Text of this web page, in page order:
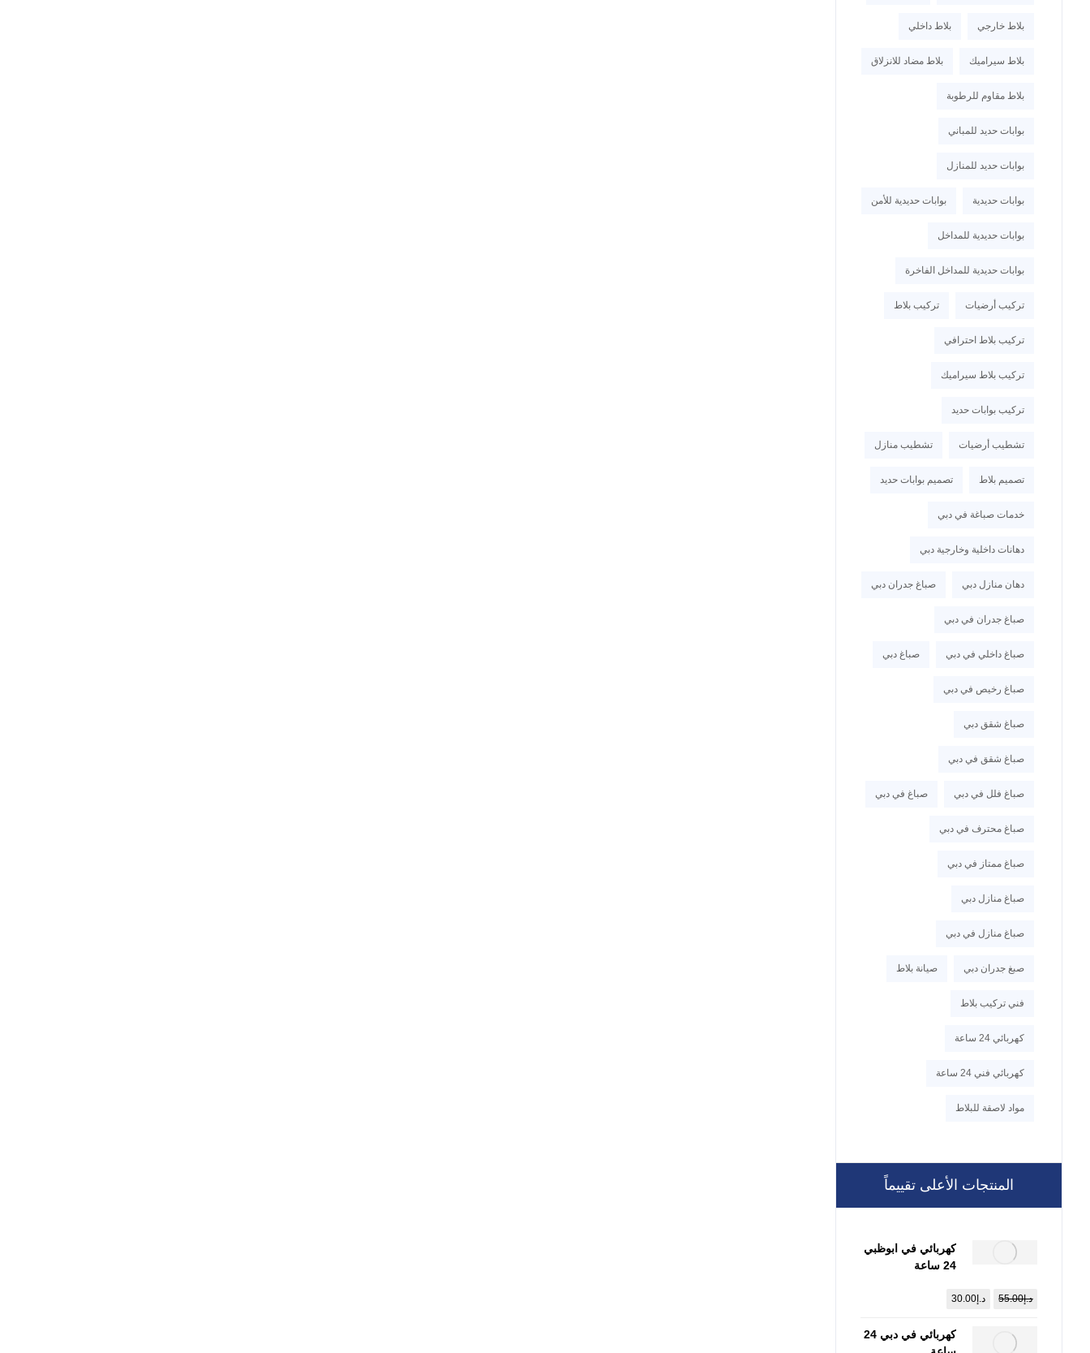
بلاط خارجي بلاط داخلي
بلاط سيراميك بلاط مضاد للانزلاق
بلاط مقاوم للرطوبة
بوابات حديد للمباني
بوابات حديد للمنازل
بوابات حديدية بوابات حديدية للأمن
بوابات حديدية للمداخل
بوابات حديدية للمداخل الفاخرة
تركيب أرضيات تركيب بلاط
تركيب بلاط احترافي
تركيب بلاط سيراميك
تركيب بوابات حديد
تشطيب أرضيات تشطيب منازل
تصميم بلاط تصميم بوابات حديد
خدمات صباغة في دبي
دهانات داخلية وخارجية دبي
دهان منازل دبي صباغ جدران دبي
صباغ جدران في دبي
صباغ داخلي في دبي صباغ دبي
صباغ رخيص في دبي
صباغ شقق دبي
صباغ شقق في دبي
صباغ فلل في دبي صباغ في دبي
صباغ محترف في دبي
صباغ ممتاز في دبي
صباغ منازل دبي
صباغ منازل في دبي
صبغ جدران دبي صيانة بلاط
فني تركيب بلاط
كهربائي 24 ساعة
كهربائي فني 24 ساعة
مواد لاصقة للبلاط
المنتجات الأعلى تقييماً
كهربائي في ابوظبي
24 ساعة
د.إ55.00 د.إ 30.00
كهربائي في دبي 24